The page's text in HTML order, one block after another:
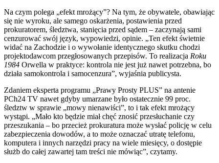
Na czym polega „efekt mrożący”? Na tym, że obywatele, obawiając
się nie wyroku, ale samego oskarżenia, postawienia przed
prokuratorem, śledztwa, stanięcia przed sądem – zaczynają sami
cenzurować swój język, wypowiedzi, opinie. „Ten efekt świetnie
widać na Zachodzie i o wywołanie identycznego skutku chodzi
projektodawcom przegłosowanych przepisów. To realizacja Roku
1984 Orwella w praktyce: kontrola nie jest już nawet potrzebna, bo
działa samokontrola i samocenzura”, wyjaśnia publicysta.
Zdaniem eksperta programu „Prawy Prosty PLUS” na antenie
PCh24 TV nawet gdyby umarzane było ostatecznie 99 proc.
śledztw w sprawie „mowy nienawiści”, to i tak efekt mrożący
wystąpi. „Mało kto będzie miał chęć znosić przesłuchanie czy
przeszukania – bo przecież prokuratura może wysłać policję w celu
zabezpieczenia dowodów, a to może oznaczać utratę telefonu,
komputera i innych narzędzi pracy na wiele miesięcy, o dostępie
służb do całej zawartej tam treści nie mówiąc”, czytamy.